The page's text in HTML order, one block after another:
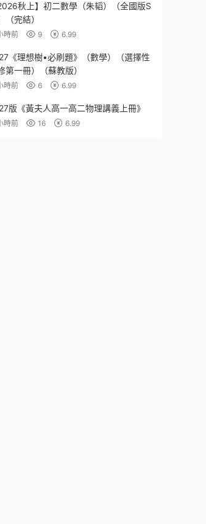
2026秋上】初二數學（朱韬）（全國版S
（完結）
時前 9 6.99
《理想樹•必刷題》（數學）（選擇性
第一冊）（蘇教版）
時前 6 6.99
版《黃夫人高一高二物理講義上冊》
時前 16 6.99